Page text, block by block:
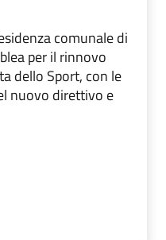
comunale di
per il rinnovo
dello Sport, con le
nuovo direttivo e